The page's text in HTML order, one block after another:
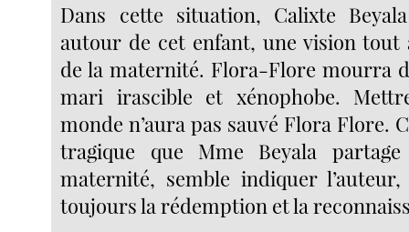
Dans cette situation, Calixte
autour de cet enfant, une vision tout
de la maternité. Flora-Flore mourra
mari irascible et xénophobe.
monde n’aura pas sauvé Flora Flore.
tragique que Mme Beyala
maternité, semble indiquer
toujours la rédemption et la